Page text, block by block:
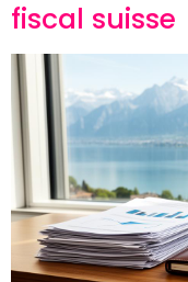
fiscal suisse